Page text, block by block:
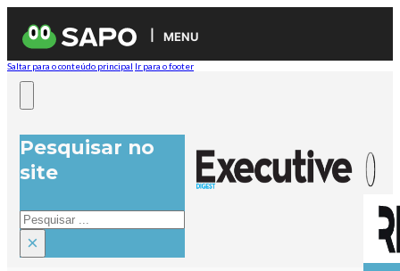
MENU
Saltar para o conteúdo principal Ir para o footer
Pesquisar no
site
Pesquisar
×